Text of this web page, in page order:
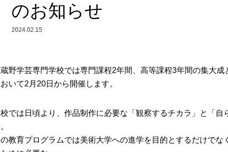
のお知らせ
2024.02.15
野学芸専門学校では専門課程2年間、高等課程3年間の集大成
いて2月20日から開催します。
では日頃より、作品制作に必要な「観察するチカラ」と「自
教育プログラムでは美術大学への進学を目的とするだけで